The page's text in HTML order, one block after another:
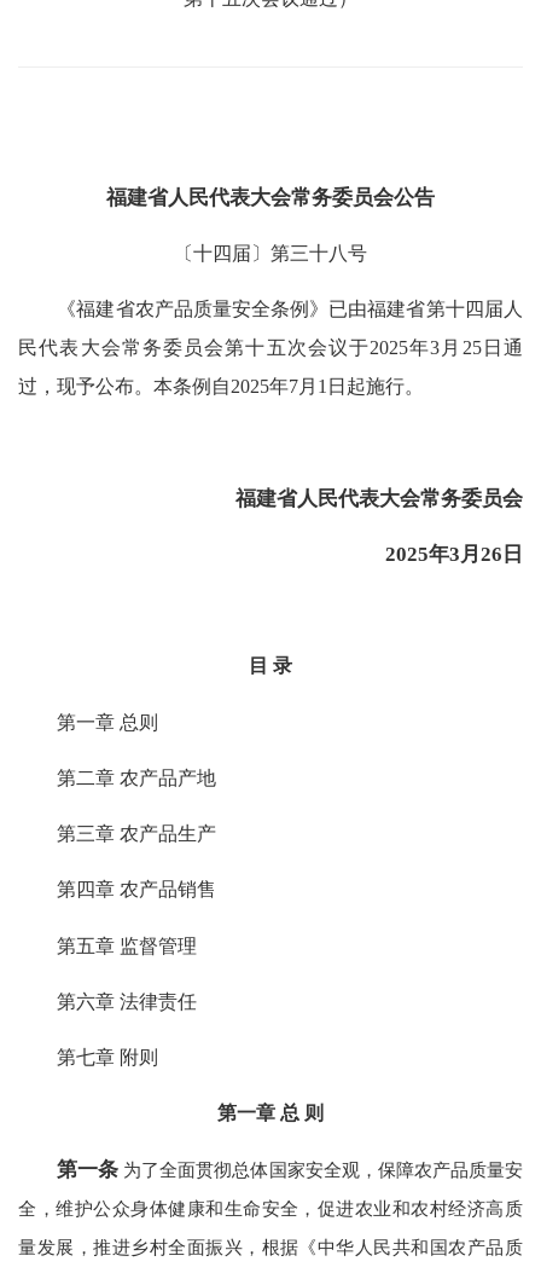
福建省人民代表大会常务委员会公告
〔十四届〕第三十八号
《福建省农产品质量安全条例》已由福建省第十四届人
民代表大会常务委员会第十五次会议于2025年3月25日通
过，现予公布。本条例自2025年7月1日起施行。
福建省人民代表大会常务委员会
2025年3月26日
目 录
第一章 总则
第二章 农产品产地
第三章 农产品生产
第四章 农产品销售
第五章 监督管理
第六章 法律责任
第七章 附则
第一章 总 则
第一条 为了全面贯彻总体国家安全观，保障农产品质量安
全，维护公众身体健康和生命安全，促进农业和农村经济高质
量发展，推进乡村全面振兴，根据《中华人民共和国农产品质